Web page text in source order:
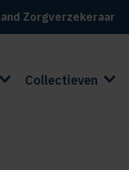
Zorgverzekeraar
Collectieven